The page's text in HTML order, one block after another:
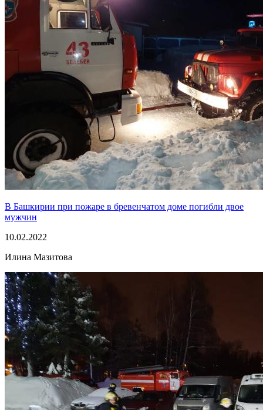
В Башкирии при пожаре в бревенчатом доме погибли двое
мужчин
10.02.2022
Илина Мазитова